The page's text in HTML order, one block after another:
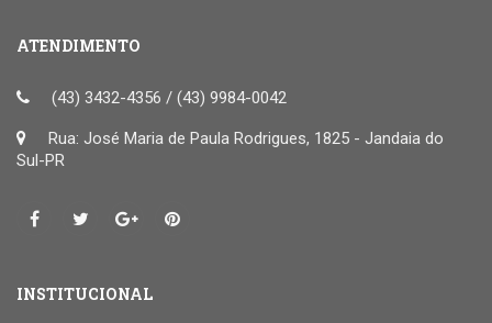
ATENDIMENTO
(43) 3432-4356 / (43) 9984-0042
Rua: José Maria de Paula Rodrigues, 1825 - Jandaia do
Sul-PR
INSTITUCIONAL